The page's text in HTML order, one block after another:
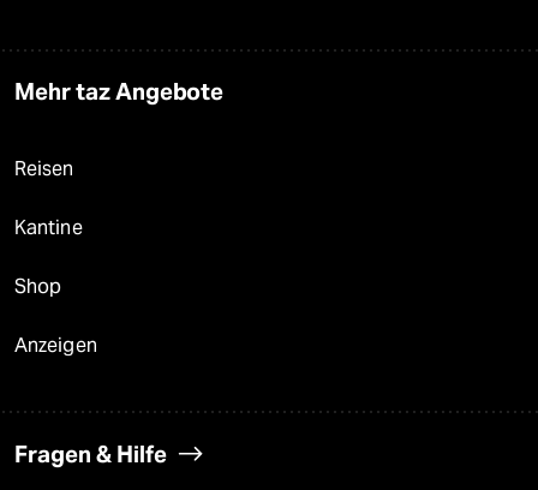
Mehr taz Angebote
Reisen
Kantine
Shop
Anzeigen
Fragen & Hilfe